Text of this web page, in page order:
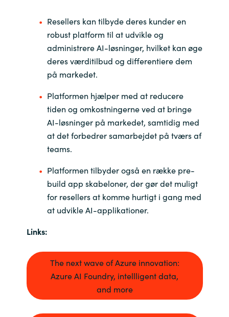
Kingdom of Saudi Arabia
Kuwait
Latvia
Lithuania
Malaysia
Middle East
Netherlands
Philippines
Poland
Resellers kan tilbyde deres kunder en
robust platform til at udvikle og
administrere AI-løsninger, hvilket kan øge
deres værditilbud og differentiere dem
på markedet.
Platformen hjælper med at reducere
tiden og omkostningerne ved at bringe
AI-løsninger på markedet, samtidig med
at det forbedrer samarbejdet på tværs af
teams.
Platformen tilbyder også en række pre-
build app skabeloner, der gør det muligt
for resellers at komme hurtigt i gang med
at udvikle AI-applikationer.
Links:
The next wave of Azure innovation:
Azure AI Foundry, intellligent data,
and more